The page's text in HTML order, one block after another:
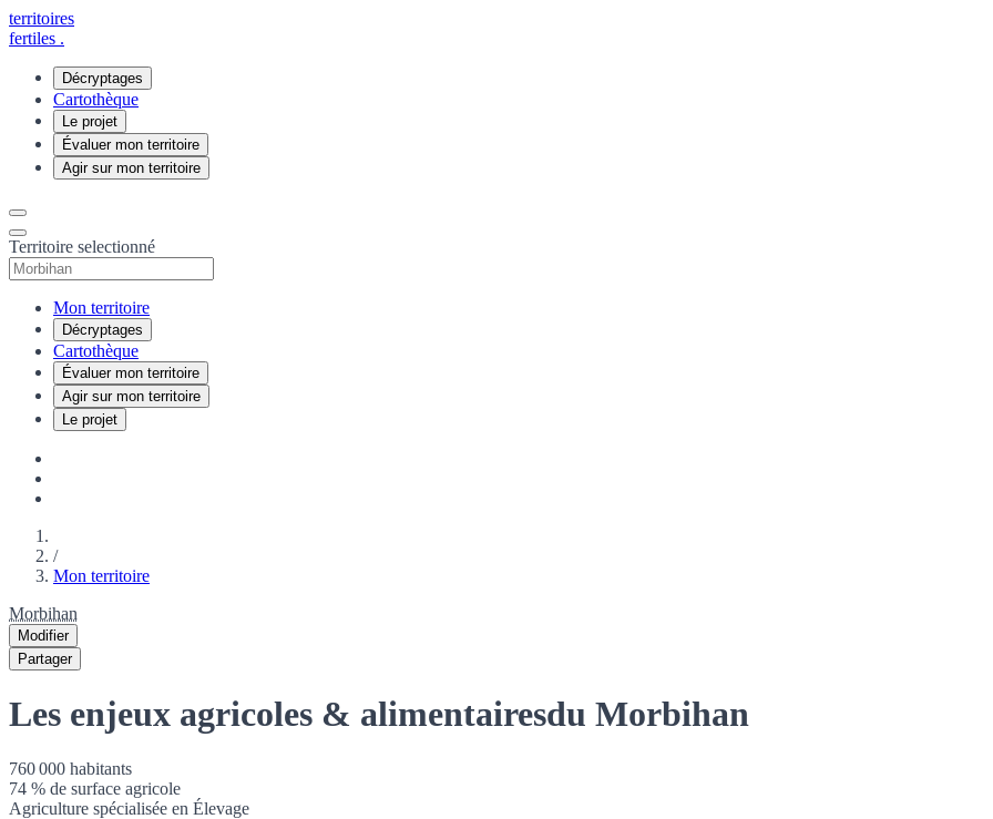
territoires
fertiles .
Décryptages
Cartothèque
Le projet
Évaluer mon territoire
Agir sur mon territoire
Territoire selectionné
Mon territoire
Décryptages
Cartothèque
Évaluer mon territoire
Agir sur mon territoire
Le projet
/
Mon territoire
Morbihan
Modifier
Partager
Les enjeux agricoles & alimentairesdu Morbihan
760 000 habitants
74 % de surface agricole
Agriculture spécialisée en Élevage